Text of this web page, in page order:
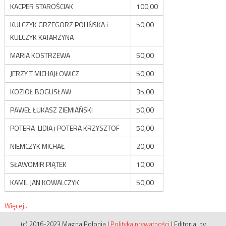
KACPER STAROŚCIAK
100,00
KULCZYK GRZEGORZ POLIŃSKA i
KULCZYK KATARZYNA
50,00
MARIA KOSTRZEWA
50,00
JERZY T MICHAJŁOWICZ
50,00
KOZIOŁ BOGUSŁAW
35,00
PAWEŁ ŁUKASZ ZIEMIAŃSKI
50,00
POTERA LIDIA i POTERA KRZYSZTOF
50,00
NIEMCZYK MICHAŁ
20,00
SŁAWOMIR PIĄTEK
10,00
KAMIL JAN KOWALCZYK
50,00
Więcej...